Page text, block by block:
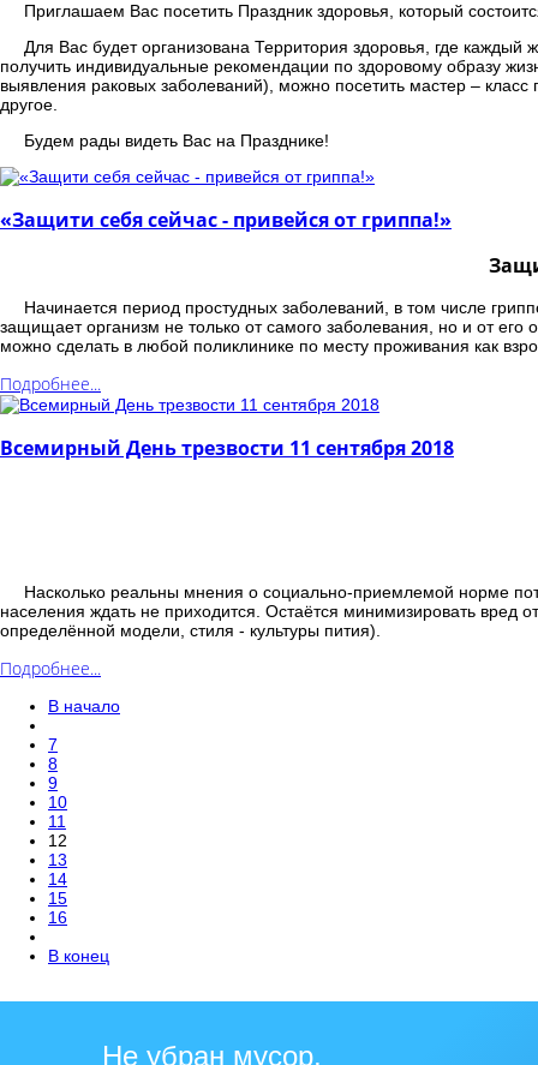
Приглашаем Вас посетить Праздник здоровья, который
Для Вас будет организована Территория здоровья, где
получить индивидуальные рекомендации по здоровому образу
выявления раковых заболеваний), можно посетить мастер –
другое.
Будем рады видеть Вас на Празднике!
«Защити себя сейчас - привейся от гриппа!»
Начинается период простудных заболеваний, в том числе
защищает организм не только от самого заболевания, но и от
можно сделать в любой поликлинике по месту проживания как
Подробнее...
Всемирный День трезвости 11 сентября 2018
Насколько реальны мнения о социально-приемлемой норме
населения ждать не приходится. Остаётся минимизировать вред
определённой модели, стиля - культуры пития).
Подробнее...
В начало
7
8
9
10
11
12
13
14
15
16
В конец
Не убран мусор,